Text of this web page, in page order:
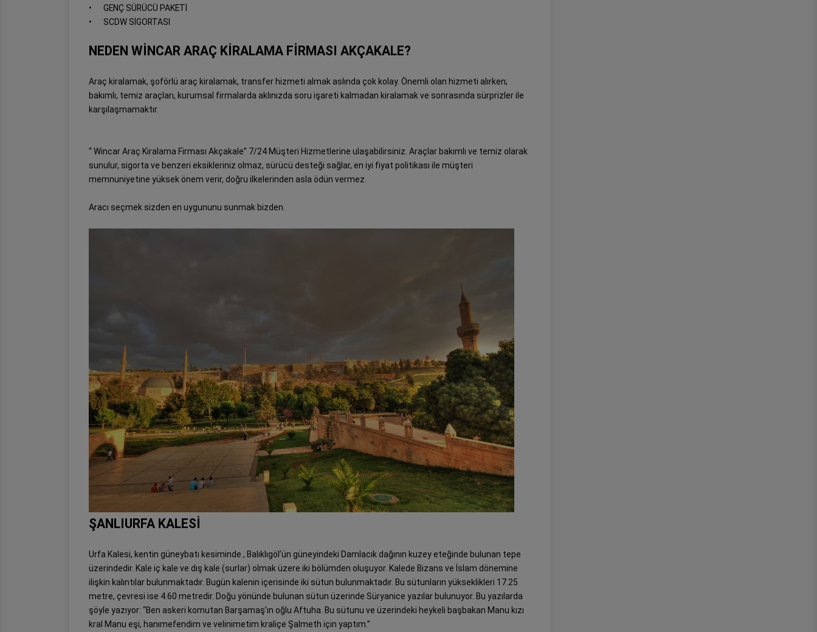
•
GENÇ SÜRÜCÜ PAKETİ
•
SCDW SİGORTASI
NEDEN WİNCAR ARAÇ KİRALAMA FİRMASI AKÇAKALE?
Araç kiralamak, şoförlü araç kiralamak, transfer hizmeti almak aslında çok kolay. Önemli olan hizmeti alırken;
bakımlı, temiz araçları, kurumsal firmalarda aklınızda soru işareti kalmadan kiralamak ve sonrasında sürprizler ile
karşılaşmamaktır.
“ Wincar Araç Kiralama Firması Akçakale” 7/24 Müşteri Hizmetlerine ulaşabilirsiniz. Araçlar bakımlı ve temiz olarak
sunulur, sigorta ve benzeri eksikleriniz olmaz, sürücü desteği sağlar, en iyi fiyat politikası ile müşteri
memnuniyetine yüksek önem verir, doğru ilkelerinden asla ödün vermez.
Aracı seçmek sizden en uygununu sunmak bizden.
ŞANLIURFA KALESİ
Urfa Kalesi, kentin güneybatı kesiminde , Balıklıgöl’ün güneyindeki Damlacık dağının kuzey eteğinde bulunan tepe
üzerindedir. Kale iç kale ve dış kale (surlar) olmak üzere iki bölümden oluşuyor. Kalede Bizans ve İslam dönemine
ilişkin kalıntılar bulunmaktadır. Bugün kalenin içerisinde iki sütun bulunmaktadır. Bu sütunların yükseklikleri 17.25
metre, çevresi ise 4.60 metredir. Doğu yönünde bulunan sütun üzerinde Süryanice yazılar bulunuyor. Bu yazılarda
şöyle yazıyor: “Ben askeri komutan Barşamaş’ın oğlu Aftuha. Bu sütunu ve üzerindeki heykeli başbakan Manu kızı
kral Manu eşi, hanımefendim ve velinimetim kraliçe Şalmeth için yaptım.”